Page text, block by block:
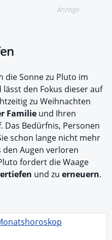
Anzeige
die Sonne zu Pluto im
den Fokus dieser auf
zu Weihnachten
Familie und Ihren
Das Bedürfnis, Personen
schon lange nicht mehr
den Augen verloren
fordert die Waage
und zu erneuern.